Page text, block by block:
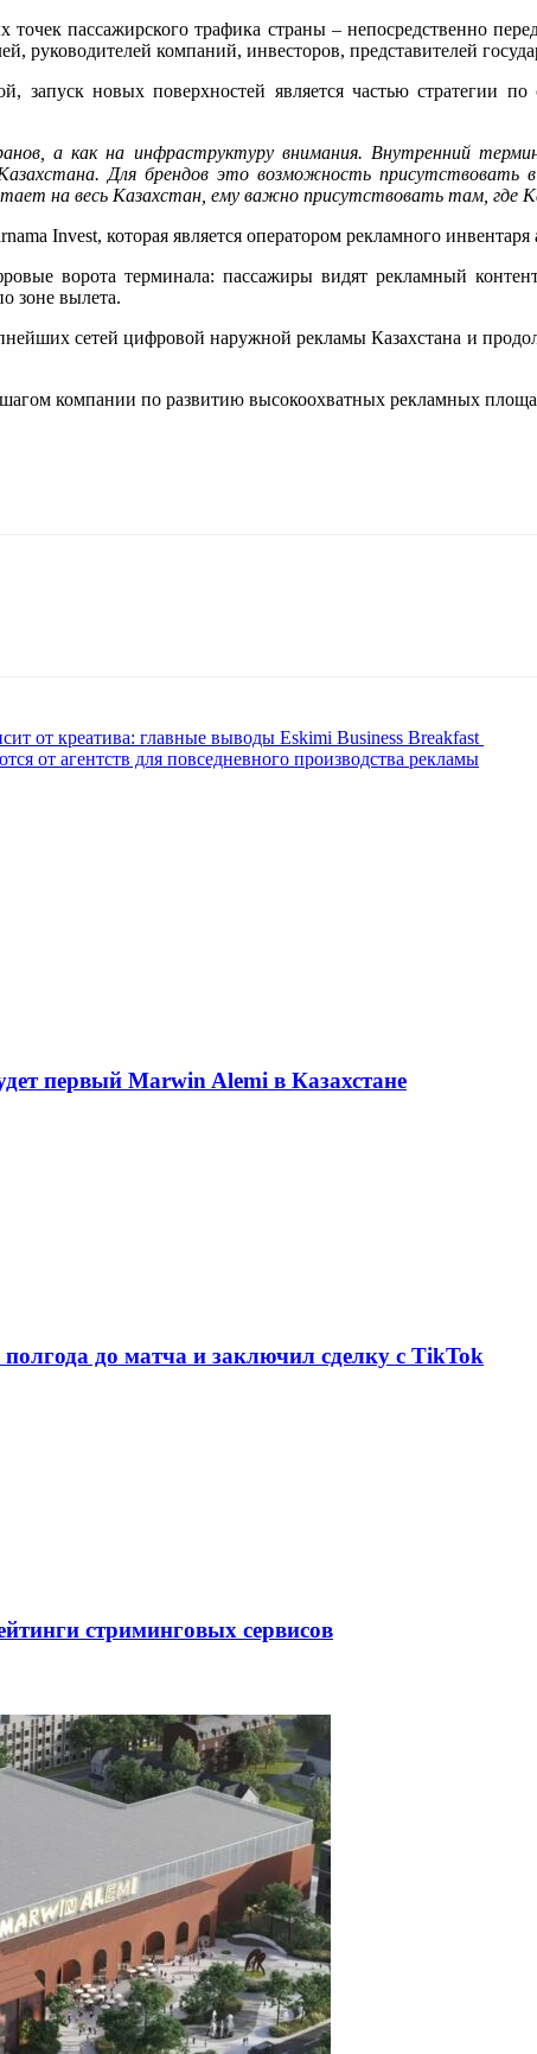
пассажирского трафика страны – непосредственно
руководителей компаний, инвесторов, представителей
запуск новых поверхностей является частью стратегии
а как на инфраструктуру внимания. Внутренний
Для брендов это возможность присутствовать
на весь Казахстан, ему важно присутствовать там, где
Invest, которая является оператором рекламного
ворота терминала: пассажиры видят рекламный
зоне вылета.
сетей цифровой наружной рекламы Казахстана и
компании по развитию высокоохватных рекламных
от креатива: главные выводы Eskimi Business Breakfast
от агентств для повседневного производства рекламы
первый Marwin Alemi в Казахстане
до матча и заключил сделку с TikTok
стриминговых сервисов